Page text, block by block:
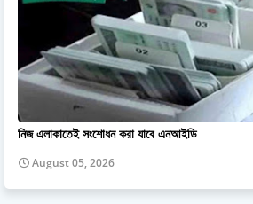
নিজ এলাকাতেই সংশোধন করা যাবে এনআইডি
August 05, 2026